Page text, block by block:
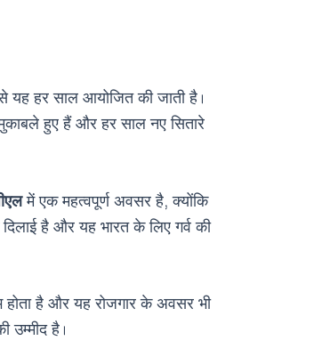
हर साल आयोजित की जाती है।
हुए हैं और हर साल नए सितारे
में एक महत्वपूर्ण अवसर है, क्योंकि
है और यह भारत के लिए गर्व की
होता है और यह रोजगार के अवसर भी
उम्मीद है।